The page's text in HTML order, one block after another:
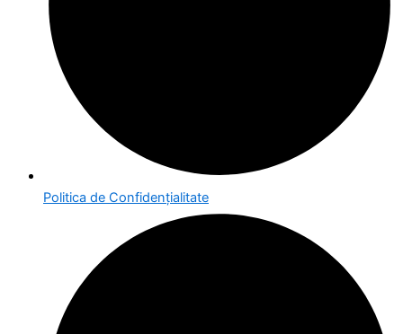
Politica de Confidențialitate